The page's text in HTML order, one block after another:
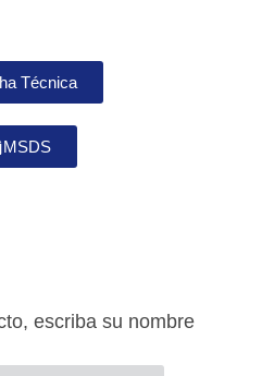
Técnica
MSDS
escriba su nombre